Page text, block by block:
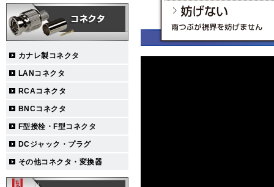
カナレ製コネクタ
LANコネクタ
RCAコネクタ
BNCコネクタ
F型接栓・F型コネクタ
DCジャック・プラグ
その他コネクタ・変換器